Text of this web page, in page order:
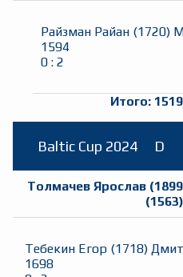
Райзман Райан (1720)
1594
0: 2
Итого: 1519
Baltic Cup 2024 D
Толмачев Ярослав (1899
(1563)
Тебекин Егор (1718)
1698